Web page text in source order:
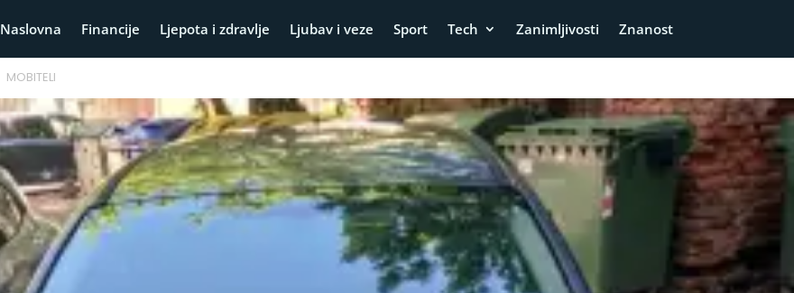
Naslovna Financije Ljepota i zdravlje Ljubav i veze Sport Tech Zanimljivosti Znanost